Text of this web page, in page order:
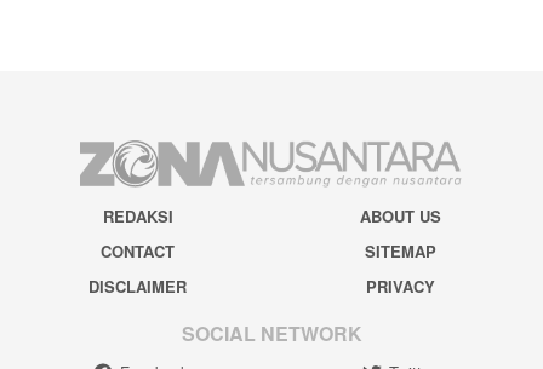
REDAKSI
ABOUT US
CONTACT
SITEMAP
DISCLAIMER
PRIVACY
SOCIAL NETWORK